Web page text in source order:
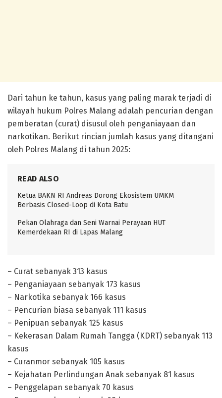
Dari tahun ke tahun, kasus yang paling marak terjadi di
wilayah hukum Polres Malang adalah pencurian dengan
pemberatan (curat) disusul oleh penganiayaan dan
narkotikan. Berikut rincian jumlah kasus yang ditangani
oleh Polres Malang di tahun 2025:
READ ALSO
Ketua BAKN RI Andreas Dorong Ekosistem UMKM
Berbasis Closed-Loop di Kota Batu
Pekan Olahraga dan Seni Warnai Perayaan HUT
Kemerdekaan RI di Lapas Malang
– Curat sebanyak 313 kasus
– Penganiayaan sebanyak 173 kasus
– Narkotika sebanyak 166 kasus
– Pencurian biasa sebanyak 111 kasus
– Penipuan sebanyak 125 kasus
– Kekerasan Dalam Rumah Tangga (KDRT) sebanyak 113
kasus
– Curanmor sebanyak 105 kasus
– Kejahatan Perlindungan Anak sebanyak 81 kasus
– Penggelapan sebanyak 70 kasus